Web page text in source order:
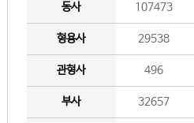
동사 107473
형용사 29538
관형사 496
부사 32657